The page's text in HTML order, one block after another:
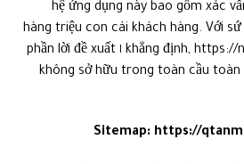
hệ ứng dụng này bao gồm xác
hàng triệu con cái khách hàng. Với
khẳng định, https://nohu.host/ đứng chắc là ١ phần lời đề xuất
không sở hữu trong toàn cầu toàn
Sitemap: https://